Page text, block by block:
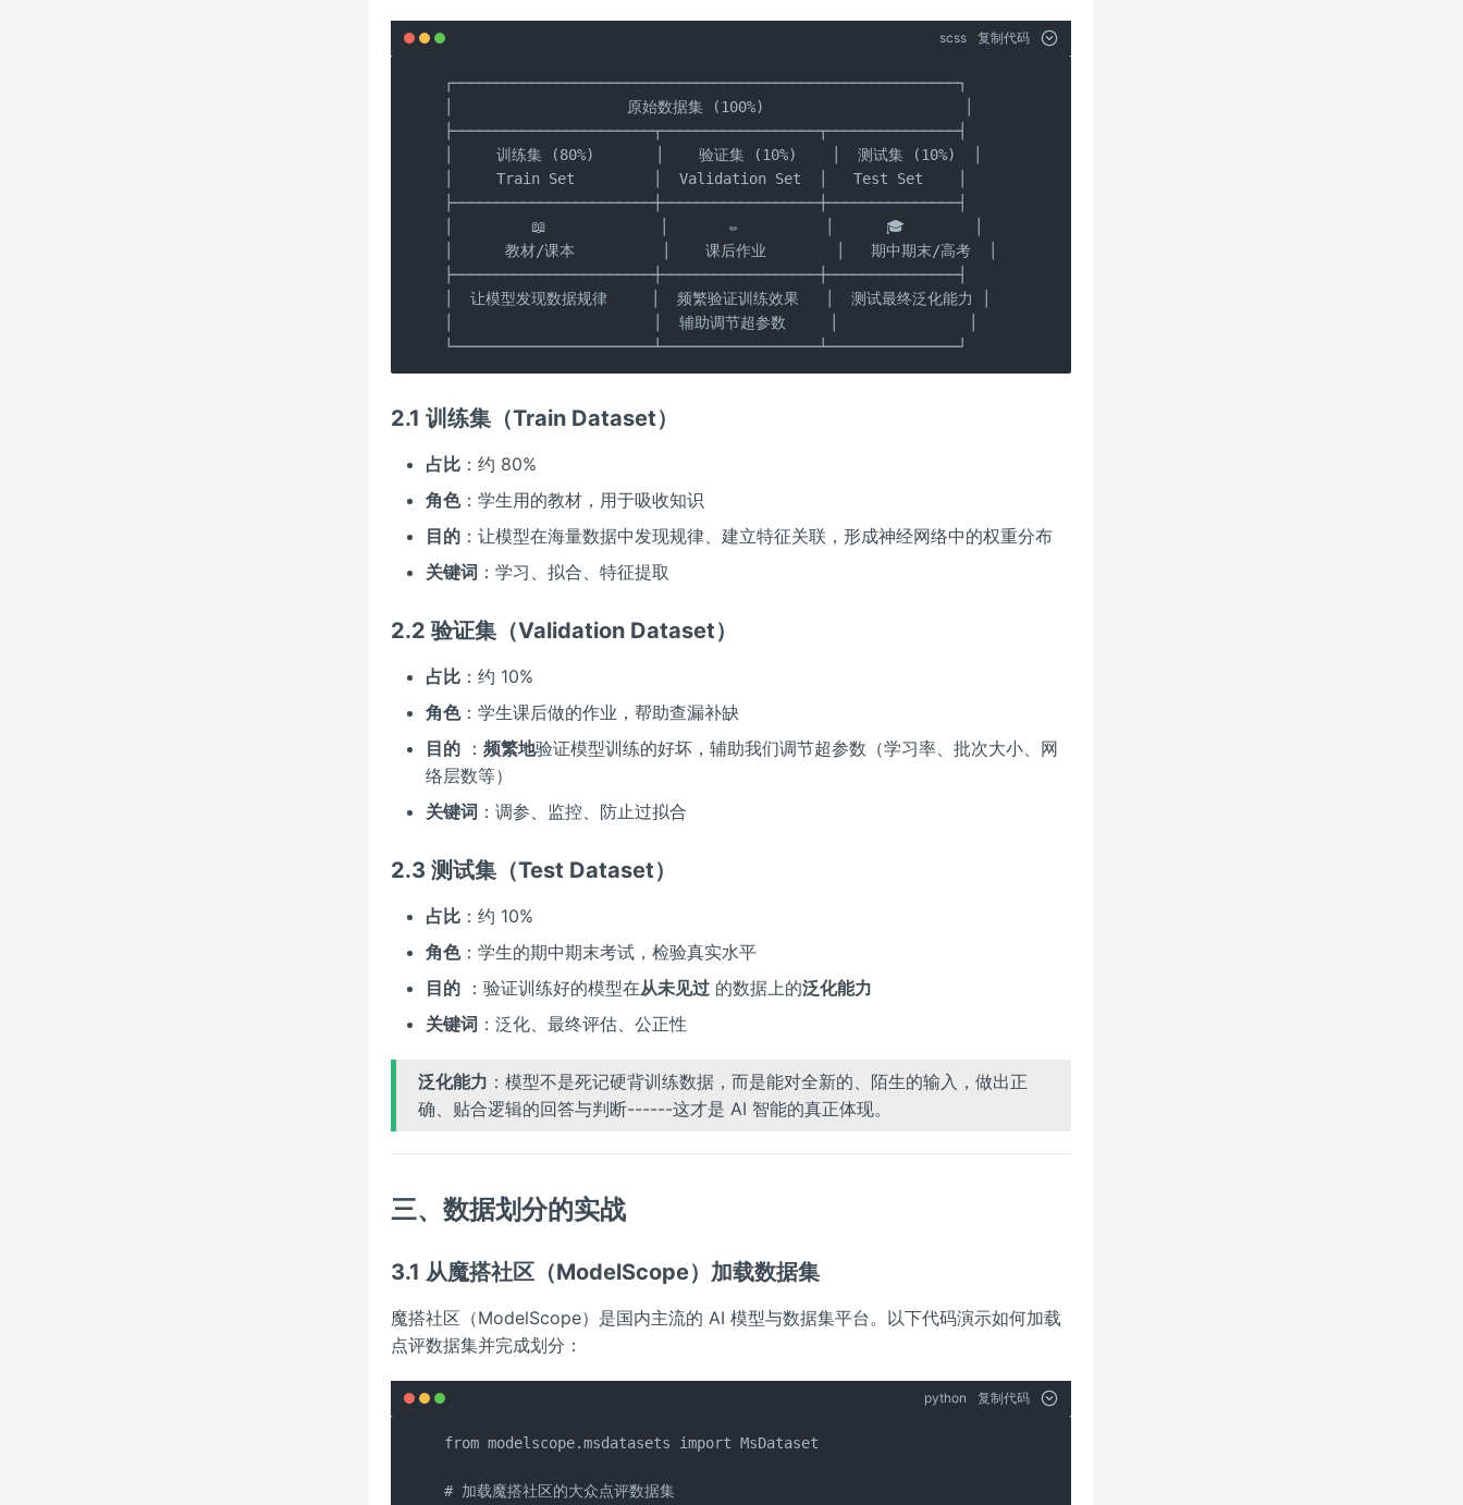
scss 复制代码
┌──────────────────────────────────────────────────────────┐
│                    原始数据集 (100%)                       │
├───────────────────────┬──────────────────┬───────────────┤
│     训练集 (80%)       │    验证集 (10%)    │  测试集 (10%)  │
│     Train Set         │  Validation Set  │   Test Set    │
├───────────────────────┼──────────────────┼───────────────┤
│         📖             │       ✏️          │      🎓        │
│      教材/课本          │    课后作业        │   期中期末/高考  │
├───────────────────────┼──────────────────┼───────────────┤
│  让模型发现数据规律     │  频繁验证训练效果   │  测试最终泛化能力 │
│                       │  辅助调节超参数     │               │
└───────────────────────┴──────────────────┴───────────────┘
2.1 训练集（Train Dataset）
占比 ：约 80%
角色：学生用的教材，用于吸收知识
目的 ：让模型在海量数据中发现规律、建立特征关联，形成神经网络中的权重分布
关键词 ：学习、拟合、特征提取
2.2 验证集（Validation Dataset）
占比 ：约 10%
角色：学生课后做的作业，帮助查漏补缺
目的 ：频繁地验证模型训练的好坏，辅助我们调节超参数（学习率、批次大小、网
络层数等）
关键词 ：调参、监控、防止过拟合
2.3 测试集（Test Dataset）
占比 ：约 10%
角色：学生的期中期末考试，检验真实水平
目的 ：验证训练好的模型在从未见过 的数据上的泛化能力
关键词 ：泛化、最终评估、公正性
泛化能力 ：模型不是死记硬背训练数据，而是能对全新的、陌生的输入，做出正
确、贴合逻辑的回答与判断------这才是 AI 智能的真正体现。
三、数据划分的实战
3.1 从魔搭社区（ModelScope）加载数据集
魔搭社区（ModelScope）是国内主流的 AI 模型与数据集平台。以下代码演示如何加载
点评数据集并完成划分：
python 复制代码
from modelscope.msdatasets import MsDataset
# 加载魔搭社区的大众点评数据集